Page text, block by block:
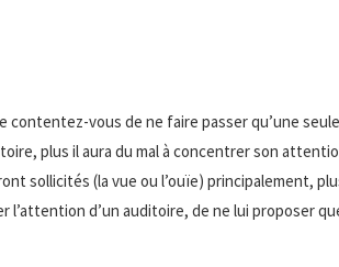
contentez-vous de ne faire passer qu’une
plus il aura du mal à concentrer son
sollicités (la vue ou l’ouïe) principalement,
d’un auditoire, de ne lui proposer